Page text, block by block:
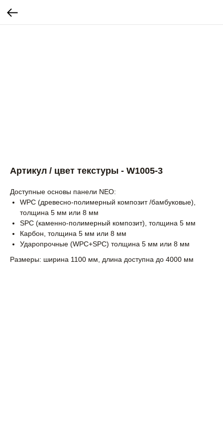
Артикул / цвет текстуры - W1005-3
Доступные основы панели NEO:
WPC (древесно-полимерный композит /бамбуковые),
толщина 5 мм или 8 мм
SPC (каменно-полимерный композит), толщина 5 мм
Карбон, толщина 5 мм или 8 мм
Ударопрочные (WPC+SPC) толщина 5 мм или 8 мм
Размеры: ширина 1100 мм, длина доступна до 4000 мм